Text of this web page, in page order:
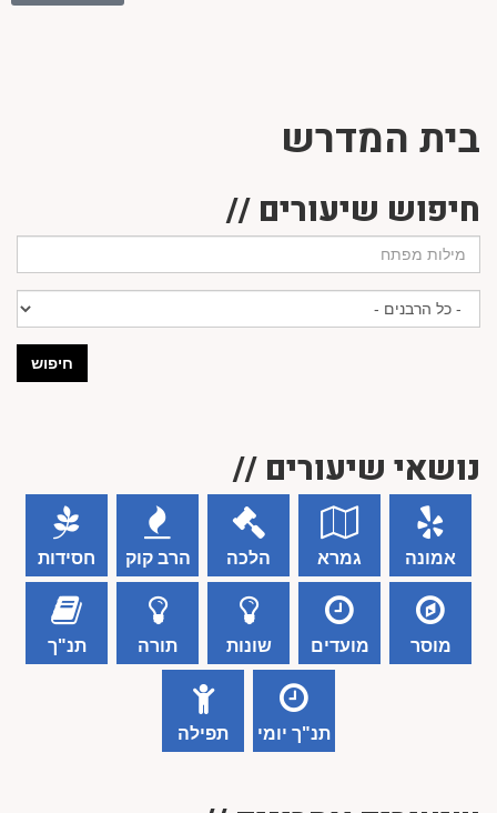
בית המדרש
חיפוש שיעורים //
חיפוש
נושאי שיעורים //
אמונה גמרא הלכה הרב קוק חסידות
מוסר מועדים שונות תורה תנ"ך
תנ"ך יומי תפילה